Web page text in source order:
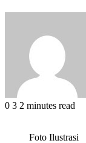
0 3 2 minutes read
Foto Ilustrasi